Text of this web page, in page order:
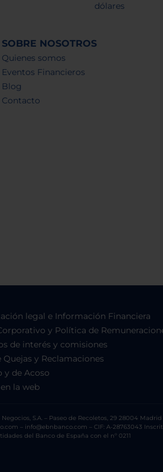
dólares
SOBRE NOSOTROS
Quienes somos
Eventos Financieros
Blog
Contacto
legal e Información Financiera
y Política de
de interés y comisiones
Quejas y Reclamaciones
y de Acoso
la web
S.A. – Paseo de Recoletos, 29 28004 Madrid
– info@ebnbanco.com – CIF: A-28763043
del Banco de España con el nº 0211